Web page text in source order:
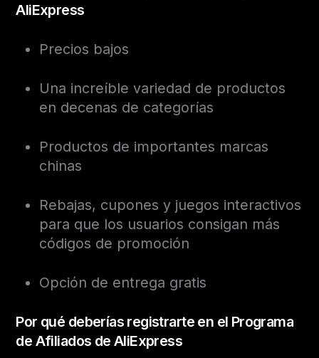
AliExpress
Precios bajos
Una increíble variedad de productos
en decenas de categorías
Productos de importantes marcas
chinas
Rebajas, cupones y juegos interactivos
para que los usuarios consigan más
códigos de promoción
Opción de entrega gratis
Por qué deberías registrarte en el Programa
de Afiliados de AliExpress